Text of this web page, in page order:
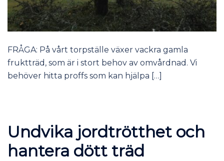
FRÅGA: På vårt torpställe växer vackra gamla
fruktträd, som är i stort behov av omvårdnad. Vi
behöver hitta proffs som kan hjälpa […]
Undvika jordtrötthet och
hantera dött träd